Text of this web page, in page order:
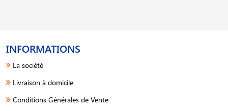
INFORMATIONS
La société
Livraison à domicile
Conditions Générales de Vente